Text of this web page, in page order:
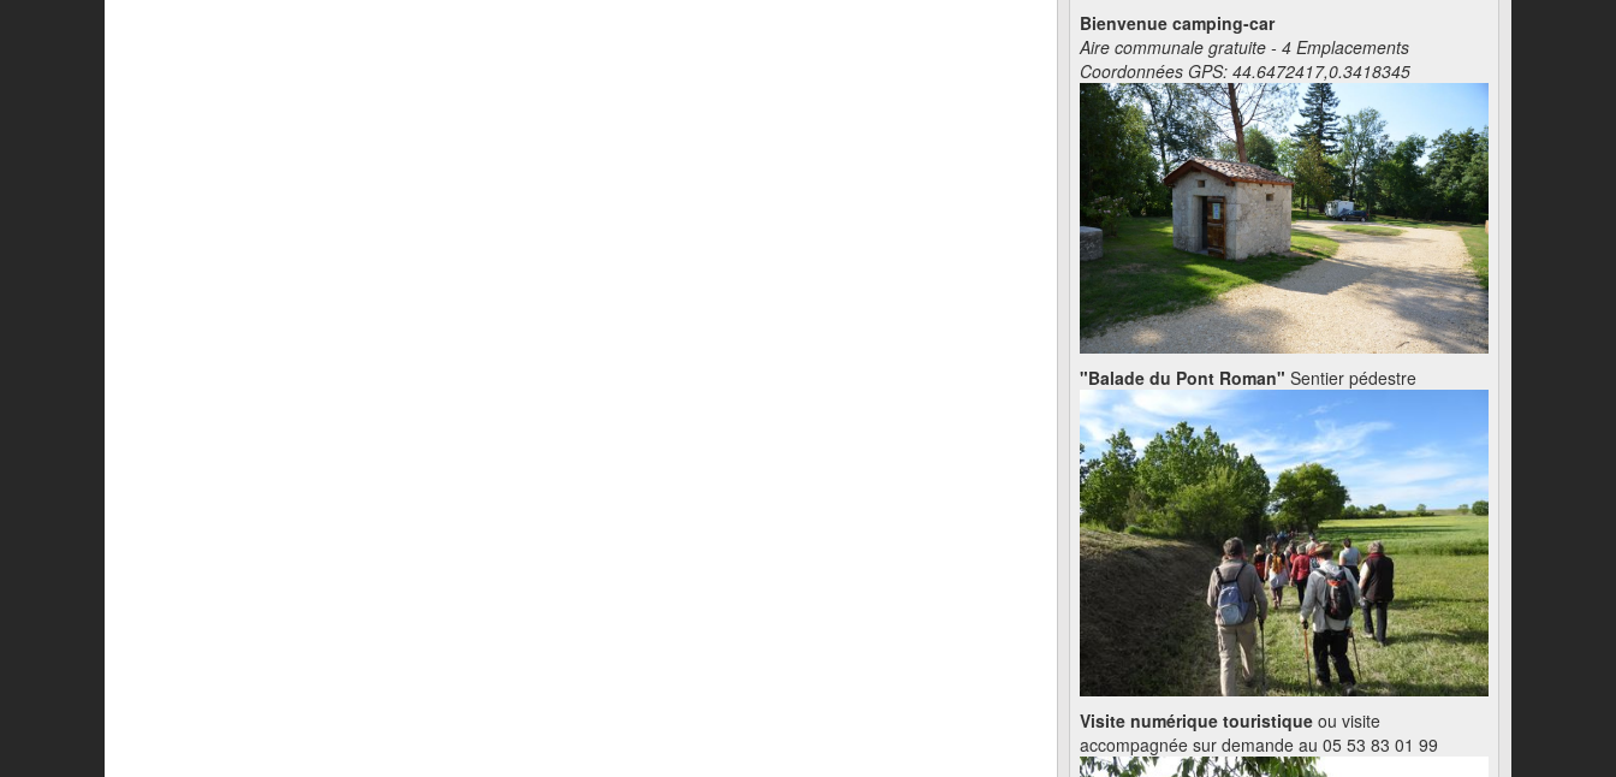
Bienvenue camping-car
Aire communale gratuite - 4 Emplacements
Coordonnées GPS: 44.6472417,0.3418345
"Balade du Pont Roman" Sentier pédestre
Visite numérique touristique ou visite
accompagnée sur demande au 05 53 83 01 99